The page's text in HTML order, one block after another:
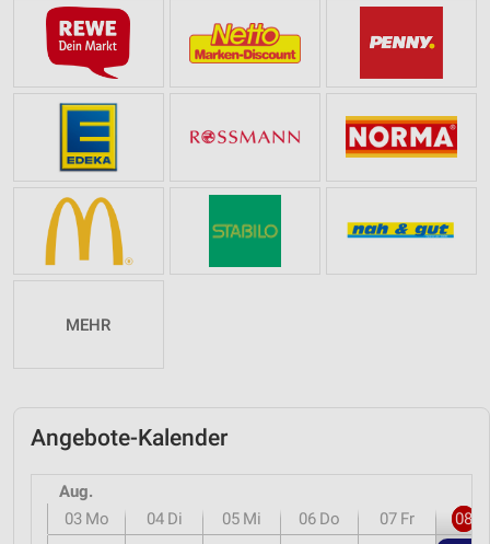
MEHR
Angebote-Kalender
Aug.
03 Mo 04 Di 05 Mi 06 Do 07 Fr 08